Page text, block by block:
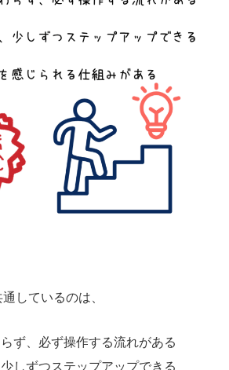
通しているのは、
ず、必ず操作する流れがある
しずつステップアップできる